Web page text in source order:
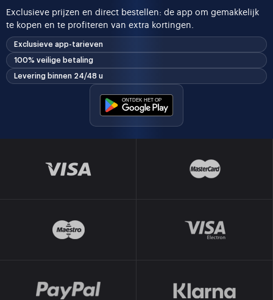
Exclusieve prijzen en direct bestellen: de app om gemakkelijk
te kopen en te profiteren van extra kortingen.
Exclusieve app-tarieven
100% veilige betaling
Levering binnen 24/48 u